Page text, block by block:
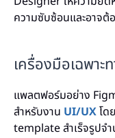
ความซับซ้อนและอาจต้
เครื่องมือเฉพาะ
แพลตฟอร์มอย่าง
สำหรับงาน UI/UXโด
template สำเร็จรูปจ